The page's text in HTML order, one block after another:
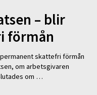
– blir
förmån
skattefri förmån
om arbetsgivaren
om …